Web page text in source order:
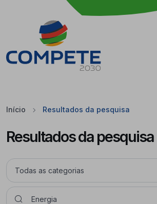
Saltar para o conteúdo principal da
Início Resultados da pesquisa
Resultados da pesquisa